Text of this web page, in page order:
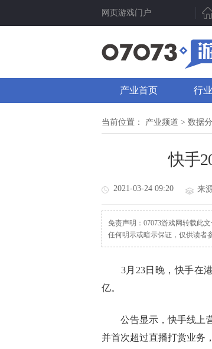
网页游戏门户
新游聚焦
新游点评
新游曝光
新游视频
产业首页 行
当前位置： 产业频道 > 数据
快手
2021-03-24 09:20 来
免责声明：07073游戏网转载此
任何明示或暗示保证，仅供读者
3月23日晚，快手在港
亿。
公告显示，快手线上营
并首次超过直播打赏业务